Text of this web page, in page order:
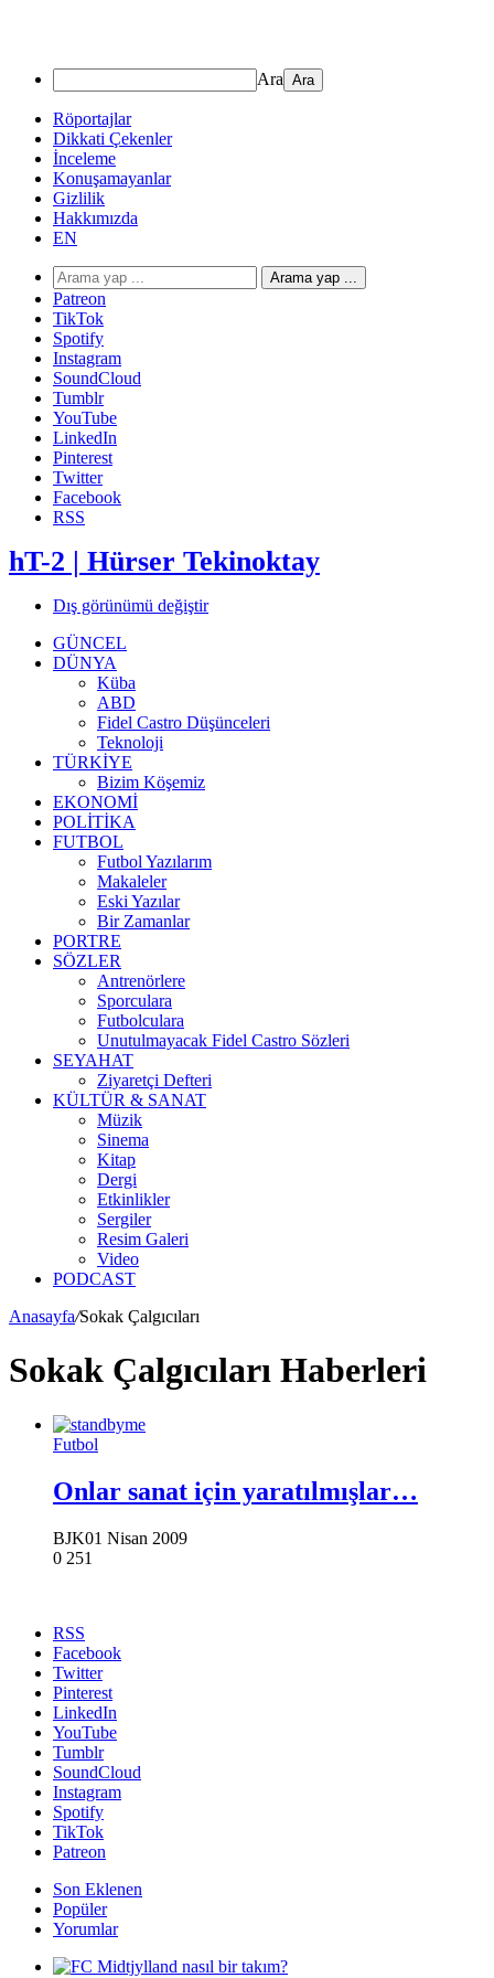
Ara
Röportajlar
Dikkati Çekenler
İnceleme
Konuşamayanlar
Gizlilik
Hakkımızda
EN
Arama yap ...
Patreon
TikTok
Spotify
Instagram
SoundCloud
Tumblr
YouTube
LinkedIn
Pinterest
Twitter
Facebook
RSS
hT-2 | Hürser Tekinoktay
Dış görünümü değiştir
GÜNCEL
DÜNYA
Küba
ABD
Fidel Castro Düşünceleri
Teknoloji
TÜRKİYE
Bizim Köşemiz
EKONOMİ
POLİTİKA
FUTBOL
Futbol Yazılarım
Makaleler
Eski Yazılar
Bir Zamanlar
PORTRE
SÖZLER
Antrenörlere
Sporculara
Futbolculara
Unutulmayacak Fidel Castro Sözleri
SEYAHAT
Ziyaretçi Defteri
KÜLTÜR & SANAT
Müzik
Sinema
Kitap
Dergi
Etkinlikler
Sergiler
Resim Galeri
Video
PODCAST
Anasayfa/Sokak Çalgıcıları
Sokak Çalgıcıları Haberleri
Futbol
Onlar sanat için yaratılmışlar…
BJK01 Nisan 2009
0 251
RSS
Facebook
Twitter
Pinterest
LinkedIn
YouTube
Tumblr
SoundCloud
Instagram
Spotify
TikTok
Patreon
Son Eklenen
Popüler
Yorumlar